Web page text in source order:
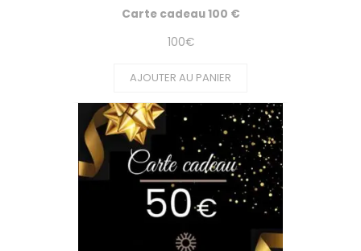
Carte cadeau 100 €
100€
AJOUTER AU PANIER